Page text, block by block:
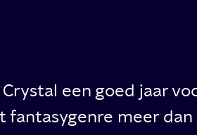
een goed jaar
meer dan